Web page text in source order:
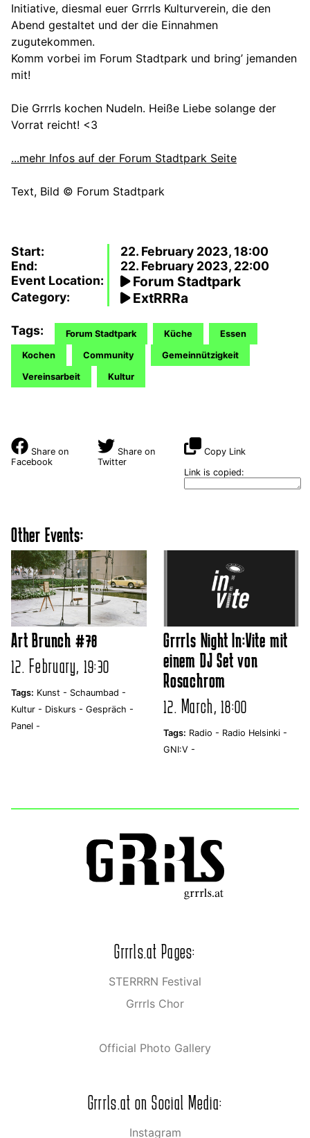
Initiative, diesmal euer Grrrls Kulturverein, die den
Abend gestaltet und der die Einnahmen
zugutekommen.
Komm vorbei im Forum Stadtpark und bring’ jemanden
mit!
Die Grrrls kochen Nudeln. Heiße Liebe solange der
Vorrat reicht! <3
...mehr Infos auf der Forum Stadtpark Seite
Text, Bild © Forum Stadtpark
Start:
22. February 2023, 18:00
End:
22. February 2023, 22:00
Event Location:
Forum Stadtpark
Category: ExtRRRa
Tags: Forum Stadtpark Küche Essen
Kochen Community Gemeinnützigkeit
Vereinsarbeit Kultur
Share on
Facebook
Share on
Twitter
Copy Link
Link is copied:
Other Events:
Art Brunch #78
12. February, 19:30
Tags: Kunst - Schaumbad -
Kultur - Diskurs - Gespräch -
Panel -
Grrrls Night In:Vite mit
einem DJ Set von
Rosachrom
12. March, 18:00
Tags: Radio - Radio Helsinki -
GNI:V -
Grrrls.at Pages:
STERRRN Festival
Grrrls Chor
Official Photo Gallery
Grrrls.at on Social Media:
Instagram